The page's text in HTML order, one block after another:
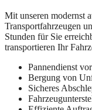
Mit unseren modernst
Transportfahrzeugen
Stunden für Sie
transportieren Ihr
Pannendienst
Bergung von
Sicheres